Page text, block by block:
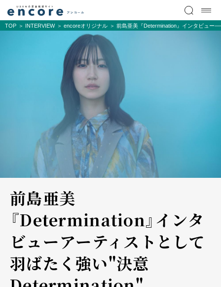
TOP INTERVIEW encoreオリジナル 前島亜美『Determination』インタビュー
前島亜美
『Determination』インタ
ビュー――アーティストとして
羽ばたく強い"決意